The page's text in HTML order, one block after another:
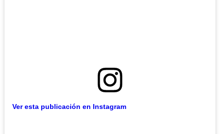
Ver esta publicación en Instagram